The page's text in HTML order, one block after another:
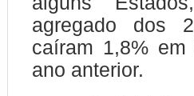
agregado dos
caíram 1,8%
ano anterior.